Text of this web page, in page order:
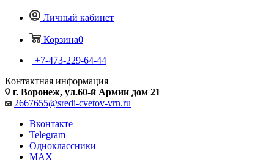
Личный кабинет
Корзина0
+7-473-229-64-44
Контактная информация
г. Воронеж, ул.60-й Армии дом 21
2667655@sredi-cvetov-vrn.ru
Вконтакте
Telegram
Одноклассники
MAX